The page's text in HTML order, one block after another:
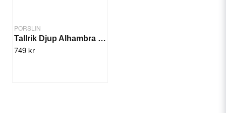
PORSLIN
Tallrik Djup Alhambra 27cm/6st
749 kr